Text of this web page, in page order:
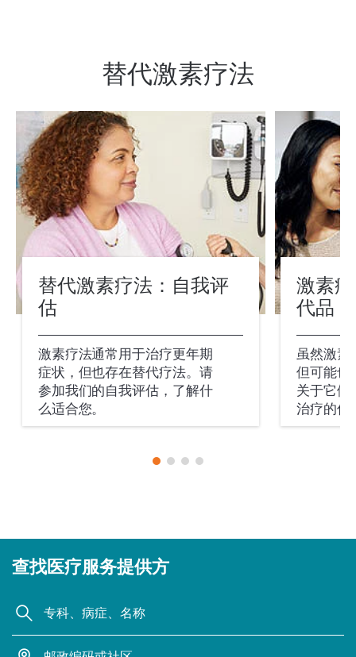
替代激素疗法
替代激素疗法：自我评
估
激素疗法通常用于治疗更年期
症状，但也存在替代疗法。请
参加我们的自我评估，了解什
么适合您。
激素
代品
虽然激素
但可能也
关于它们
治疗的信
查找医疗服务提供方